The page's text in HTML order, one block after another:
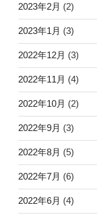
2023年2月 (2)
2023年1月 (3)
2022年12月 (3)
2022年11月 (4)
2022年10月 (2)
2022年9月 (3)
2022年8月 (5)
2022年7月 (6)
2022年6月 (4)